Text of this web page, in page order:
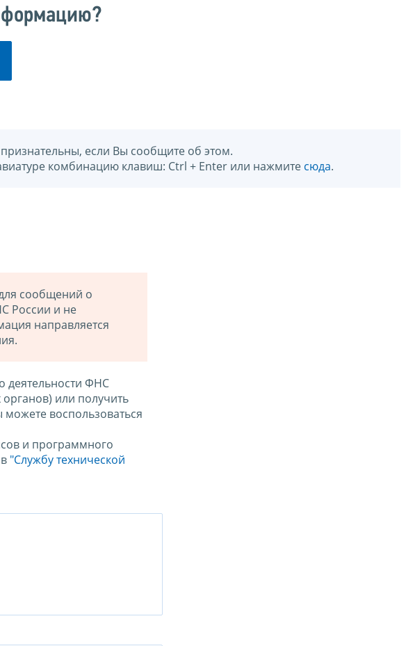
если Вы сообщите об этом.
комбинацию клавиш: Ctrl + Enter или нажмите сюда.
сообщений о
России и не
направляется
деятельности ФНС
или получить
воспользоваться
и программного
"Службу технической